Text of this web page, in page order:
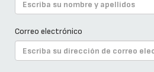
Correo electrónico